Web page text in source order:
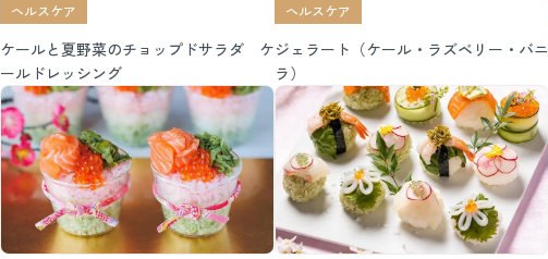
ヘルスケア
ケールと夏野菜のチョップドサラダ ケ
ールドレッシング
ヘルスケア
ジェラート（ケール・ラズベリー・バニ
ラ）